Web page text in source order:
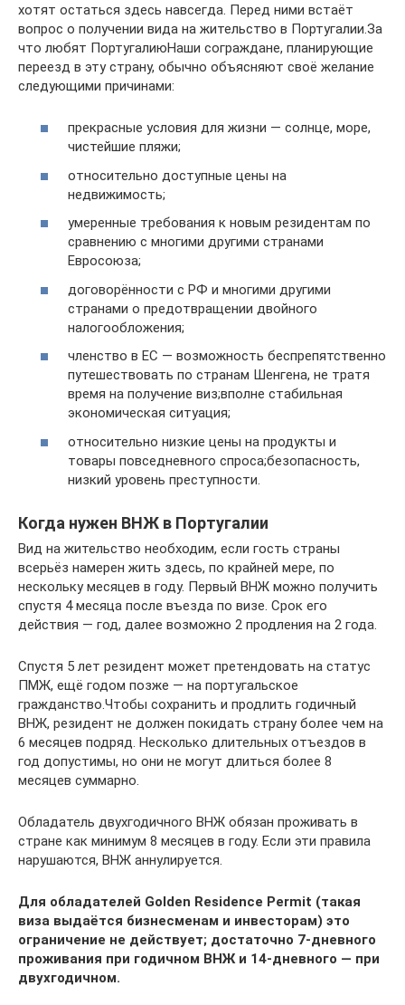
хотят остаться здесь навсегда. Перед ними встаёт
вопрос о получении вида на жительство в Португалии.За
что любят ПортугалиюНаши сограждане, планирующие
переезд в эту страну, обычно объясняют своё желание
следующими причинами:
прекрасные условия для жизни — солнце, море,
чистейшие пляжи;
относительно доступные цены на
недвижимость;
умеренные требования к новым резидентам по
сравнению с многими другими странами
Евросоюза;
договорённости с РФ и многими другими
странами о предотвращении двойного
налогообложения;
членство в ЕС — возможность беспрепятственно
путешествовать по странам Шенгена, не тратя
время на получение виз;вполне стабильная
экономическая ситуация;
относительно низкие цены на продукты и
товары повседневного спроса;безопасность,
низкий уровень преступности.
Когда нужен ВНЖ в Португалии
Вид на жительство необходим, если гость страны
всерьёз намерен жить здесь, по крайней мере, по
нескольку месяцев в году. Первый ВНЖ можно получить
спустя 4 месяца после въезда по визе. Срок его
действия — год, далее возможно 2 продления на 2 года.
Спустя 5 лет резидент может претендовать на статус
ПМЖ, ещё годом позже — на португальское
гражданство.Чтобы сохранить и продлить годичный
ВНЖ, резидент не должен покидать страну более чем на
6 месяцев подряд. Несколько длительных отъездов в
год допустимы, но они не могут длиться более 8
месяцев суммарно.
Обладатель двухгодичного ВНЖ обязан проживать в
стране как минимум 8 месяцев в году. Если эти правила
нарушаются, ВНЖ аннулируется.
Для обладателей Golden Residence Permit (такая
виза выдаётся бизнесменам и инвесторам) это
ограничение не действует; достаточно 7-дневного
проживания при годичном ВНЖ и 14-дневного — при
двухгодичном.